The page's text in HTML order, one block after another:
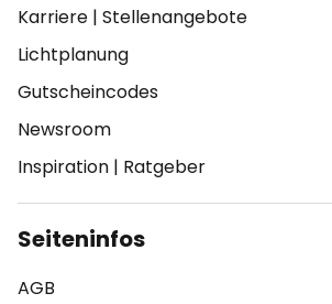
Karriere | Stellenangebote
Lichtplanung
Gutscheincodes
Newsroom
Inspiration | Ratgeber
Seiteninfos
AGB